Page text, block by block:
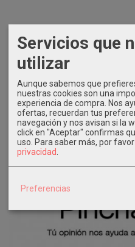
Servicios que
utilizar
Aunque sabemos que
nuestras cookies son una
experiencia de compra. Nos
ofertas, recuerdan tus
navegación y nos avisan si la
click en "Aceptar" confirmas
uso. Para saber más, por
privacidad
Preferencias